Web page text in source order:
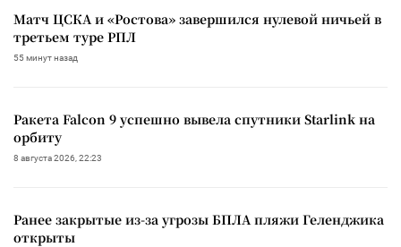
Матч ЦСКА и «Ростова» завершился нулевой ничьей в
третьем туре РПЛ
55 минут назад
Ракета Falcon 9 успешно вывела спутники Starlink на
орбиту
8 августа 2026, 22:23
Ранее закрытые из-за угрозы БПЛА пляжи Геленджика
открыты